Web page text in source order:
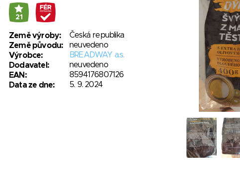
21
Země výroby:
Česká republika
Země původu:
neuvedeno
Výrobce:
BREADWAY a.s.
Dodavatel:
neuvedeno
EAN:
8594176807126
Data ze dne:
5. 9. 2024